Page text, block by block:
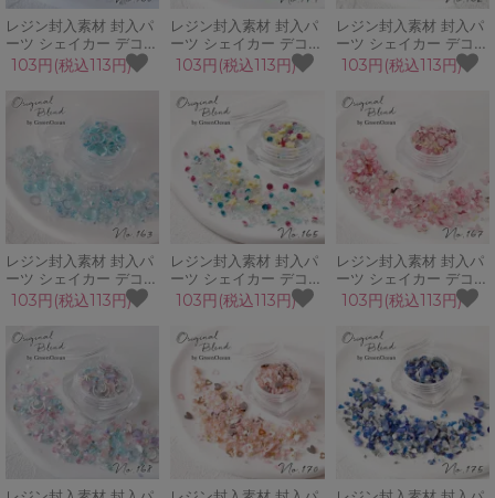
レジン封入素材 封入パ
ーツ シェイカー デコパ
ーツ 麗 ビジュー シェ
ル パール 蝶 上品 春 冬
雪 GreenOceanオリジ
ナルブレンド♪
103円(税込113円)
レジン封入素材 封入パ
ーツ シェイカー デコパ
ーツ EARTH 宇宙 星 夜
ブリオン プラビジュー
カレット GreenOcean
オリジナルブレンド♪
103円(税込113円)
レジン封入素材 封入パ
ーツ シェイカー デコパ
ーツ ミステリアス ブリ
オン ビジュー シェル
カレット 蝶
GreenOceanオリジナ
ルブレンド♪
103円(税込113円)
レジン封入素材 封入パ
ーツ シェイカー デコパ
ーツ みずたまり ブリオ
ン アクリルビーズ ホロ
グラム サークル
GreenOceanオリジナ
ルブレンド♪
103円(税込113円)
レジン封入素材 封入パ
ーツ シェイカー デコパ
ーツ 夢のとびら 星 ス
ター カレット ブリオン
ビジュー GreenOcean
オリジナルブレンド♪
103円(税込113円)
レジン封入素材 封入パ
ーツ シェイカー デコパ
ーツ フォギーローズ 蝶
くすみカラー シェル パ
ール ビジュー
GreenOceanオリジナ
ルブレンド♪
103円(税込113円)